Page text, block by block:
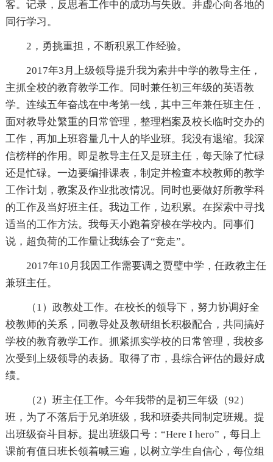
客。记录，反思着工作中的成功与失败。并虚心向各地的
同行学习。
2，勇挑重担，不断积累工作经验。
2017年3月上级领导提升我为索井中学的教导主任，
主抓全校的教育教学工作。同时兼任初三年级的英语教
学。连续五年奋战在中考第一线，其中三年兼任班主任，
面对教导处繁重的日常管理，整理档案及校长临时交办的
工作，再加上班容量几十人的毕业班。我没有退缩。我深
信榜样的作用。即是教导主任又是班主任，每天除了忙碌
还是忙碌。一边要编排课表，制定并检查本校教师的教学
工作计划，教案及作业批改情况。同时也要做好所教学科
的工作及当好班主任。我边工作，边积累。在探索中寻找
适当的工作方法。我每天小跑着穿梭在学校内。同事们
说，超负荷的工作量让我练会了“竞走”。
2017年10月我因工作需要调之贾璧中学，任政教主任
兼班主任。
（1）政教处工作。在校长的领导下，努力协调好全
校教师的关系，同教导处及教研组长积极配合，共同搞好
学校的教育教学工作。抓紧抓实学校的日常管理，我校多
次受到上级领导的表扬。取得了市，县综合评估的最好成
绩。
（2）班主任工作。今年我带的是初三年级（92）
班，为了不落后于兄弟班级，我和班委共同制定班规。提
出班级奋斗目标。提出班级口号：“Here I hero”，每日上
课前有值日班长领着喊三遍，以树立学生自信心，每位组